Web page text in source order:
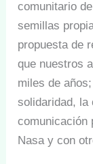
comunitario
semillas
propuesta de
que nuestros
miles de
solidaridad, la
comunicación
Nasa y con